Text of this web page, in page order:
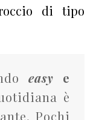
di tipo
easy e
è
Pochi